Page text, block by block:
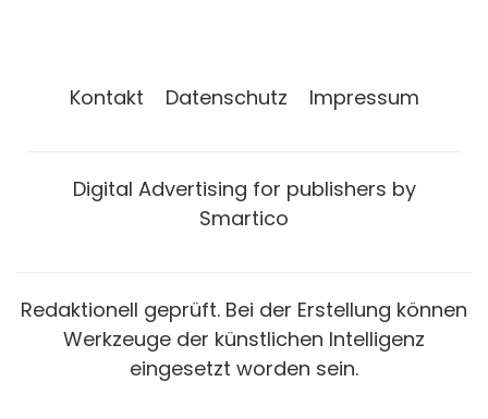
Kontakt Datenschutz Impressum
Digital Advertising for publishers by
Smartico
Redaktionell geprüft. Bei der Erstellung können
Werkzeuge der künstlichen Intelligenz
eingesetzt worden sein.